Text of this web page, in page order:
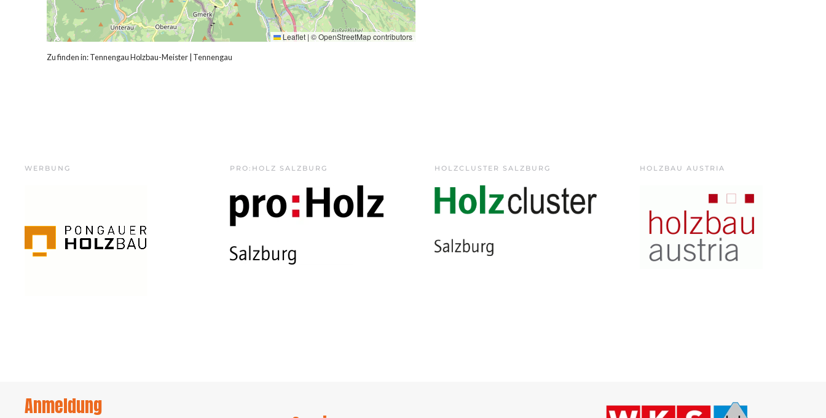
Leaflet | ©OpenStreetMapcontributors
Zu finden in:Tennengau Holzbau-Meister Tennengau
WERBUNG PRO:HOLZ SALZBURG HOLZCLUSTER SALZBURG HOLZBAU AUSTRIA
Anmeldung